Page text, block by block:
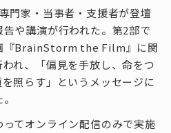
門家・当事者・支援者が登壇
や講演が行われた。第2部で
『BrainStorm the Film』に関
れ、「偏見を手放し、命をつ
照らす」というメッセージに
てオンライン配信のみで実施